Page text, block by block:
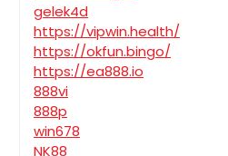
gelek4d
https://vipwin.health/
https://okfun.bingo/
https://ea888.io
888vi
888p
win678
NK88